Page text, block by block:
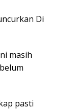
Di
masih
pasti